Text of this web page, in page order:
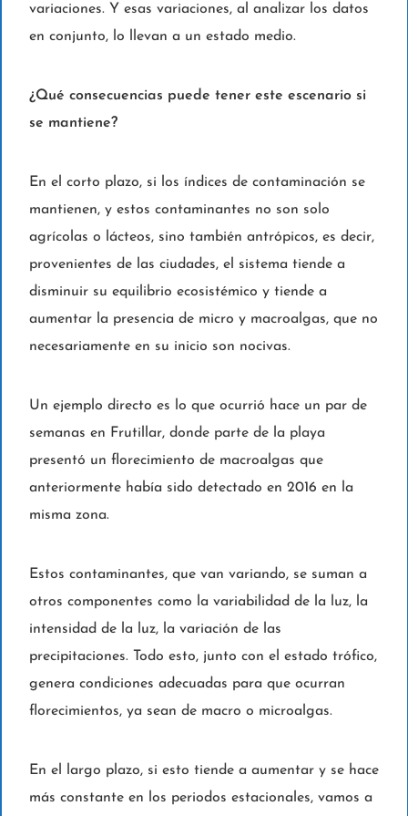
variaciones. Y esas variaciones, al analizar los datos
en conjunto, lo llevan a un estado medio.
¿Qué consecuencias puede tener este escenario si
se mantiene?
En el corto plazo, si los índices de contaminación se
mantienen, y estos contaminantes no son solo
agrícolas o lácteos, sino también antrópicos, es decir,
provenientes de las ciudades, el sistema tiende a
disminuir su equilibrio ecosistémico y tiende a
aumentar la presencia de micro y macroalgas, que no
necesariamente en su inicio son nocivas.
Un ejemplo directo es lo que ocurrió hace un par de
semanas en Frutillar, donde parte de la playa
presentó un florecimiento de macroalgas que
anteriormente había sido detectado en 2016 en la
misma zona.
Estos contaminantes, que van variando, se suman a
otros componentes como la variabilidad de la luz, la
intensidad de la luz, la variación de las
precipitaciones. Todo esto, junto con el estado trófico,
genera condiciones adecuadas para que ocurran
florecimientos, ya sean de macro o microalgas.
En el largo plazo, si esto tiende a aumentar y se hace
más constante en los periodos estacionales, vamos a